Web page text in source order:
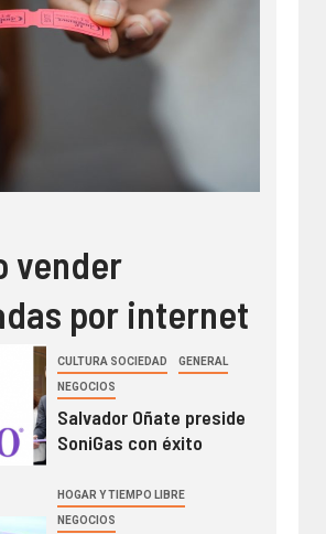
vender
por internet
CULTURA SOCIEDAD GENERAL
NEGOCIOS
Salvador Oñate preside
SoniGas con éxito
HOGAR Y TIEMPO LIBRE
NEGOCIOS